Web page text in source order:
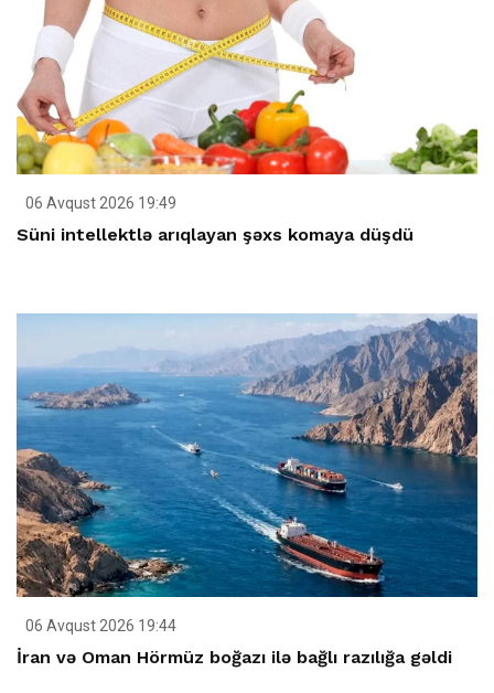
06 Avqust 2026 19:49
Süni intellektlə arıqlayan şəxs komaya düşdü
06 Avqust 2026 19:44
İran və Oman Hörmüz boğazı ilə bağlı razılığa gəldi